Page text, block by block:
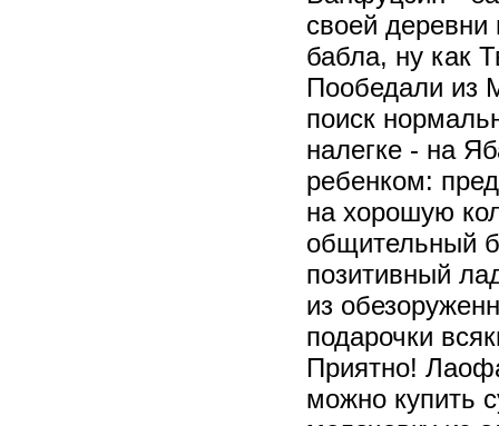
своей деревни
бабла, ну как
Пообедали из
поиск
налегке - на
ребенком:
на хорошую
общительный
позитивный
из
подарочки
Приятно!
можно купить